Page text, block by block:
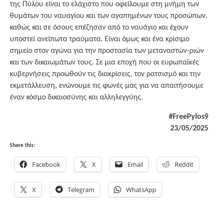
της Πύλου είναι το ελάχιστο που οφείλουμε στη μνήμη των
θυμάτων του ναυαγίου και των αγαπημένων τους προσώπων,
καθώς και σε όσους επέζησαν από το ναυάγιο και έχουν
υποστεί ανείπωτα τραύματα. Είναι όμως και ένα κρίσιμο
σημείο στον αγώνα για την προστασία των μεταναστών-ριών
και των δικαιωμάτων τους. Σε μια εποχή που οι ευρωπαϊκές
κυβερνήσεις προωθούν τις διακρίσεις, τον ρατσισμό και την
εκμετάλλευση, ενώνουμε τις φωνές μας για να απαιτήσουμε
έναν κόσμο δικαιοσύνης και αλληλεγγύης.
#FreePylos9
23/05/2025
Share this:
Facebook X Email Reddit
X Telegram WhatsApp